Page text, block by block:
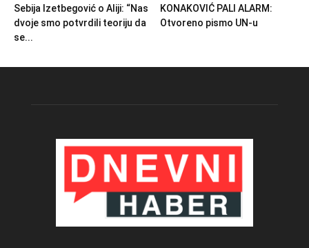
Sebija Izetbegović o Aliji: “Nas
dvoje smo potvrdili teoriju da
se...
KONAKOVIĆ PALI ALARM:
Otvoreno pismo UN-u